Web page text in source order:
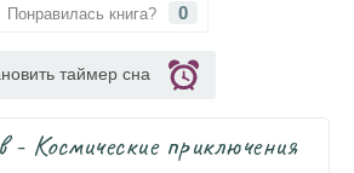
Понравилась книга? 0
таймер сна
- Космические приключения